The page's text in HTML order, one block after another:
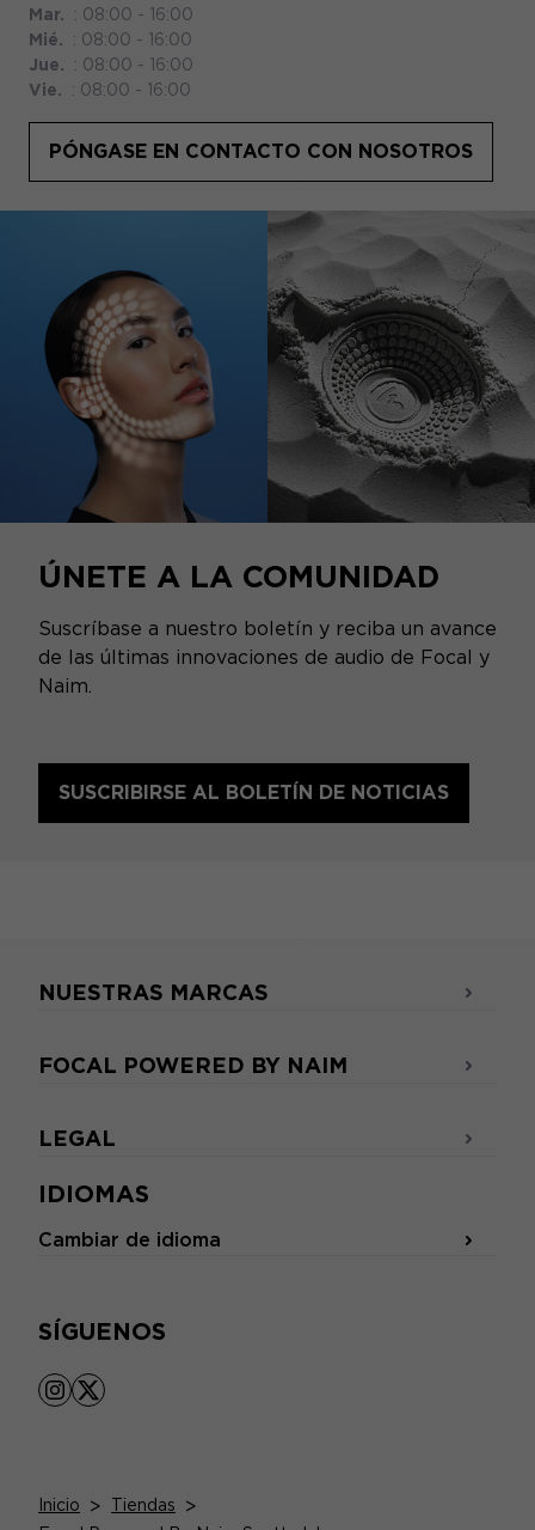
Mar.
: 08:00 - 16:00
Mié.
: 08:00 - 16:00
Jue.
: 08:00 - 16:00
Vie.
: 08:00 - 16:00
PÓNGASE EN CONTACTO CON NOSOTROS
ÚNETE A LA COMUNIDAD
Suscríbase a nuestro boletín y reciba un avance
de las últimas innovaciones de audio de Focal y
Naim.
SUSCRIBIRSE AL BOLETÍN DE NOTICIAS
IDIOMAS
Cambiar de idioma
SÍGUENOS
instagram
x
NUESTRAS MARCAS
FOCAL POWERED BY NAIM
LEGAL
Inicio > Tiendas >